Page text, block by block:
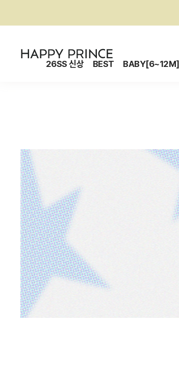
26SS 신상 BEST BABY[6~12M]